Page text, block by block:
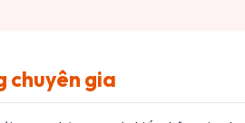
chuyên gia